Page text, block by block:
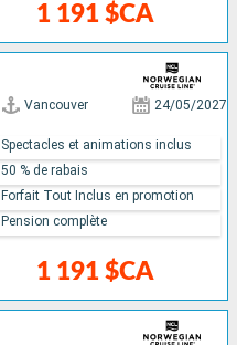
1 191 $CA
Vancouver 24/05/2027
1 191 $CA
Spectacles et animations inclus
50 % de rabais
Forfait Tout Inclus en promotion
Pension complète